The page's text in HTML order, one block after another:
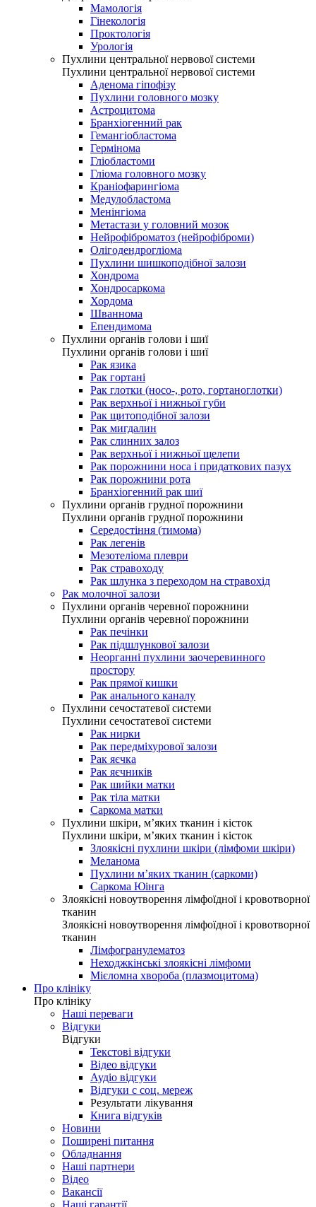
Мамологія
Гінекологія
Проктологія
Урологія
Пухлини центральної нервової системи
Пухлини центральної нервової системи
Аденома гіпофізу
Пухлини головного мозку
Астроцитома
Бранхіогенний рак
Гемангіобластома
Гермінома
Гліобластоми
Гліома головного мозку
Краніофарингіома
Медулобластома
Менінгіома
Метастази у головний мозок
Нейрофіброматоз (нейрофіброми)
Олігодендрогліома
Пухлини шишкоподібної залози
Хондрома
Хондросаркома
Хордома
Шваннома
Епендимома
Пухлини органів голови і шиї
Пухлини органів голови і шиї
Рак язика
Рак гортані
Рак глотки (носо-, рото, гортаноглотки)
Рак верхньої і нижньої губи
Рак щитоподібної залози
Рак мигдалин
Рак слинних залоз
Рак верхньої і нижньої щелепи
Рак порожнини носа і придаткових пазух
Рак порожнини рота
Бранхіогенний рак шиї
Пухлини органів грудної порожнини
Пухлини органів грудної порожнини
Середостіння (тимома)
Рак легенів
Мезотеліома плеври
Рак стравоходу
Рак шлунка з переходом на стравохід
Рак молочної залози
Пухлини органів черевної порожнини
Пухлини органів черевної порожнини
Рак печінки
Рак підшлункової залози
Неорганні пухлини заочеревинного
простору
Рак прямої кишки
Рак анального каналу
Пухлини сечостатевої системи
Пухлини сечостатевої системи
Рак нирки
Рак передміхурової залози
Рак яєчка
Рак яєчників
Рак шийки матки
Рак тіла матки
Саркома матки
Пухлини шкіри, м’яких тканин і кісток
Пухлини шкіри, м’яких тканин і кісток
Злоякісні пухлини шкіри (лімфоми шкіри)
Меланома
Пухлини м’яких тканин (саркоми)
Саркома Юінга
Злоякісні новоутворення лімфоїдної і кровотворної
тканин
Злоякісні новоутворення лімфоїдної і кровотворної
тканин
Лімфогранулематоз
Неходжкінські злоякісні лімфоми
Мієломна хвороба (плазмоцитома)
Про клініку
Про клініку
Наші переваги
Відгуки
Відгуки
Текстові відгуки
Відео відгуки
Аудіо відгуки
Відгуки с соц. мереж
Результати лікування
Книга відгуків
Новини
Поширені питання
Обладнання
Наші партнери
Відео
Вакансії
Наші гарантії